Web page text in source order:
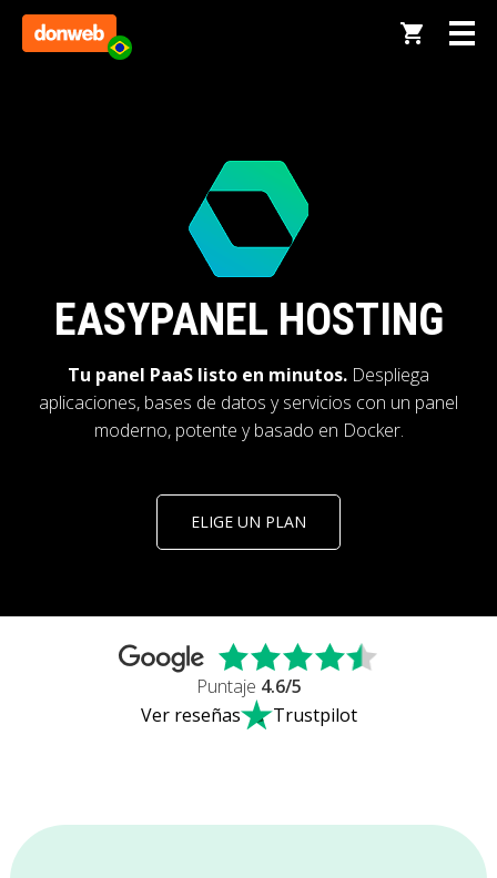
EASYPANEL HOSTING
Tu panel PaaS listo en minutos. Despliega
aplicaciones, bases de datos y servicios con un panel
moderno, potente y basado en Docker.
ELIGE UN PLAN
Puntaje 4.6/5
Ver reseñas
Trustpilot